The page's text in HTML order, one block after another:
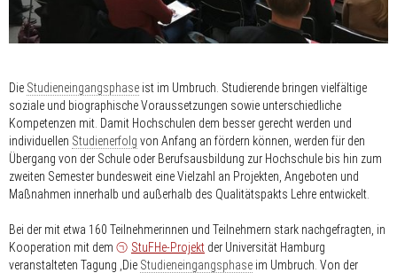
Die Studieneingangsphase ist im Umbruch. Studierende bringen vielfältige
soziale und biographische Voraussetzungen sowie unterschiedliche
Kompetenzen mit. Damit Hochschulen dem besser gerecht werden und
individuellen Studienerfolg von Anfang an fördern können, werden für den
Übergang von der Schule oder Berufsausbildung zur Hochschule bis hin zum
zweiten Semester bundesweit eine Vielzahl an Projekten, Angeboten und
Maßnahmen innerhalb und außerhalb des Qualitätspakts Lehre entwickelt.
Bei der mit etwa 160 Teilnehmerinnen und Teilnehmern stark nachgefragten, in
Kooperation mit dem
StuFHe-Projekt der Universität Hamburg
veranstalteten Tagung ‚Die Studieneingangsphase im Umbruch. Von der